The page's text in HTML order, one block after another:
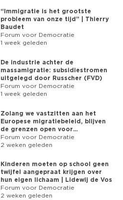
“Immigratie is het grootste
probleem van onze tijd” | Thierry
Baudet
Forum voor Democratie
1 week geleden
De industrie achter de
massamigratie: subsidiestromen
uitgelegd door Russcher (FVD)
Forum voor Democratie
1 week geleden
Zolang we vastzitten aan het
Europese migratiebeleid, blijven
de grenzen open voor
asielzoekers
Forum voor Democratie
2 weken geleden
Kinderen moeten op school geen
twijfel aangepraat krijgen over
hun eigen lichaam | Lidewij de Vos
Forum voor Democratie
2 weken geleden